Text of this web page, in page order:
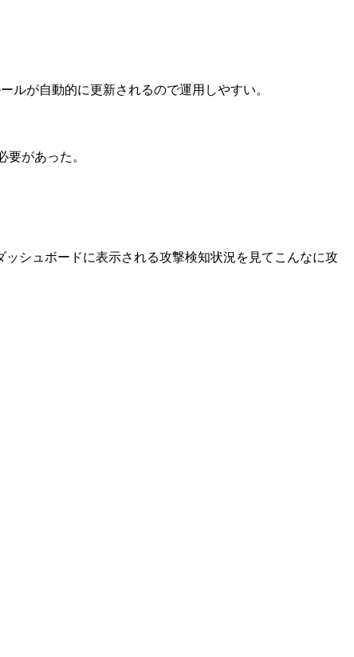
ルが自動的に更新されるので運用しやすい。
があった。
シュボードに表示される攻撃検知状況を見てこんなに攻